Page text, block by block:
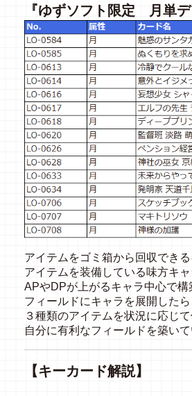
『ゆずソフト限定 月単デ
アイテムをゴミ箱から回収できる
アイテムを装備している味方キ
APやDPが上がるキャラ中心で構
フィールドにキャラを展開したら
３種類のアイテムを状況に応じて
自分に有利なフィールドを築い
【キーカード解説】